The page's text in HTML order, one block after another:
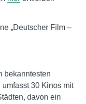
„Deutscher Film –
bekanntesten
30 Kinos mit
davon ein